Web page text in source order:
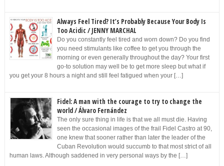
Always Feel Tired? It’s Probably Because Your Body Is
Too Acidic / JENNY MARCHAL
Do you constantly feel tired and worn down? Do you find
you need stimulants like coffee to get you through the
morning or even generally throughout the day? Your first
go-to solution may well be to get more sleep but what if
you get your 8 hours a night and still feel fatigued when your […]
Fidel: A man with the courage to try to change the
world / Álvaro Fernández
The only sure thing in life is that we all must die. Having
seen the occasional images of the frail Fidel Castro at 90,
one knew that sooner rather than later the leader of the
Cuban Revolution would succumb to that most strict of all
human laws. Although saddened in very personal ways by the […]